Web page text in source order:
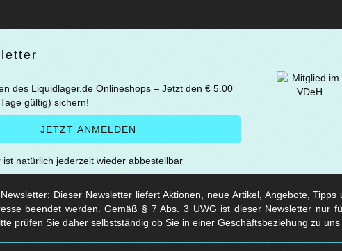
des Liquidlager.de Onlineshops – Jetzt den € 5.00
gültig) sichern!
ist natürlich jederzeit wieder abbestellbar
Dieser Newsletter liefert Aktionen, neue Artikel, Angebote,
beendet werden. Gemäß § 7 Abs. 3 UWG ist dieser Newsletter nur
prüfen Sie daher selbstständig ob Sie in einer Geschäftsbeziehung zu uns